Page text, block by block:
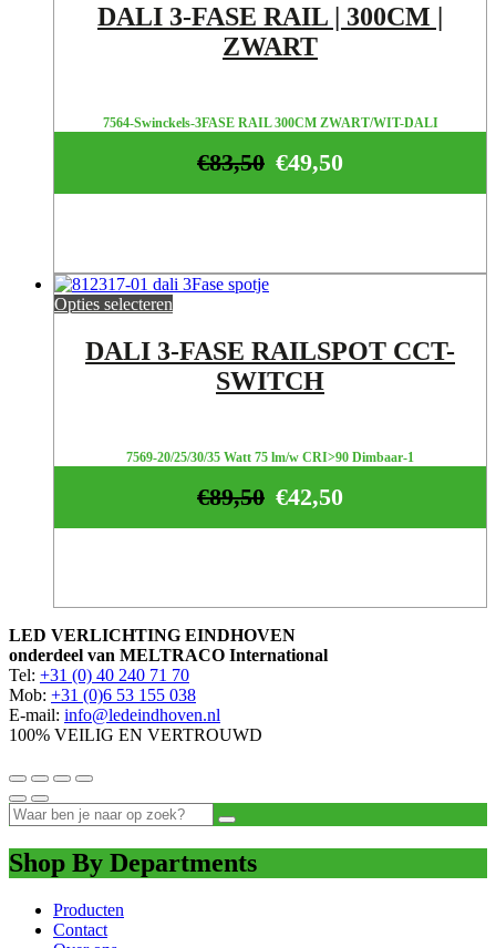
DALI 3-FASE RAIL | 300CM |
ZWART
7564-Swinckels-3FASE RAIL 300CM ZWART/WIT-DALI
€49,50
€83,50
Opties selecteren
DALI 3-FASE RAILSPOT CCT-
SWITCH
7569-20/25/30/35 Watt 75 lm/w CRI>90 Dimbaar-1
€42,50
€89,50
LED VERLICHTING EINDHOVEN
onderdeel van MELTRACO International
Tel: +31 (0) 40 240 71 70
Mob: +31 (0)6 53 155 038
E-mail: info@ledeindhoven.nl
100% VEILIG EN VERTROUWD
Shop By Departments
Producten
Contact